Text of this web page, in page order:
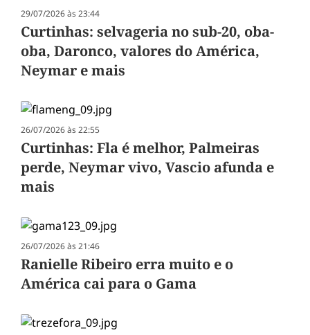
29/07/2026 às 23:44
Curtinhas: selvageria no sub-20, oba-
oba, Daronco, valores do América,
Neymar e mais
26/07/2026 às 22:55
Curtinhas: Fla é melhor, Palmeiras
perde, Neymar vivo, Vascio afunda e
mais
26/07/2026 às 21:46
Ranielle Ribeiro erra muito e o
América cai para o Gama